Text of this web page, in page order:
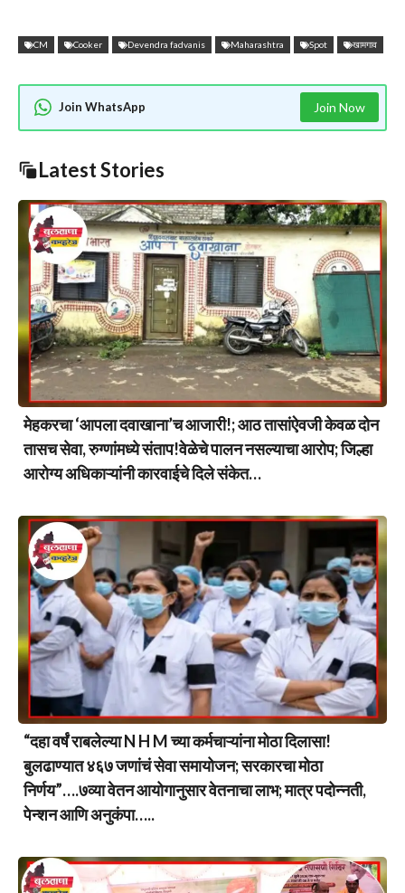
CM Cooker Devendra fadvanis Maharashtra Spot खामगाव
Join WhatsApp Join Now
Latest Stories
मेहकरचा ‘आपला दवाखाना’च आजारी!; आठ तासांऐवजी केवळ दोन
तासच सेवा, रुग्णांमध्ये संताप!वेळेचे पालन नसल्याचा आरोप; जिल्हा
आरोग्य अधिकाऱ्यांनी कारवाईचे दिले संकेत…
“दहा वर्षं राबलेल्या N H M च्या कर्मचाऱ्यांना मोठा दिलासा!
बुलढाण्यात ४६७ जणांचं सेवा समायोजन; सरकारचा मोठा
निर्णय”….७व्या वेतन आयोगानुसार वेतनाचा लाभ; मात्र पदोन्नती,
पेन्शन आणि अनुकंपा…..